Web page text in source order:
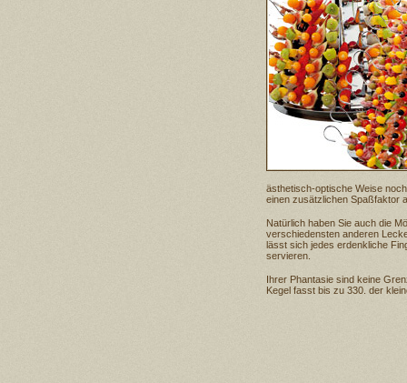
ästhetisch-optische Weise
einen zusätzlichen Spaßfaktor
Natürlich haben Sie auch die
verschiedensten anderen
lässt sich jedes erdenkliche
servieren.
Ihrer Phantasie sind keine
Kegel fasst bis zu 330. der